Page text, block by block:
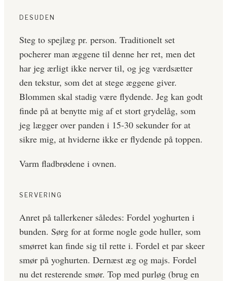
DESUDEN
Steg to spejlæg pr. person. Traditionelt set
pocherer man æggene til denne her ret, men det
har jeg ærligt ikke nerver til, og jeg værdsætter
den tekstur, som det at stege æggene giver.
Blommen skal stadig være flydende. Jeg kan godt
finde på at benytte mig af et stort grydelåg, som
jeg lægger over panden i 15-30 sekunder for at
sikre mig, at hviderne ikke er flydende på toppen.
Varm fladbrødene i ovnen.
SERVERING
Anret på tallerkener således: Fordel yoghurten i
bunden. Sørg for at forme nogle gode huller, som
smørret kan finde sig til rette i. Fordel et par skeer
smør på yoghurten. Dernæst æg og majs. Fordel
nu det resterende smør. Top med purløg (brug en